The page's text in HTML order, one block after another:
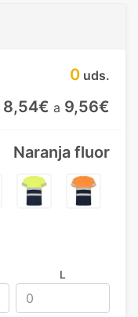
0 uds.
8,54€ a 9,56€
Naranja fluor
L